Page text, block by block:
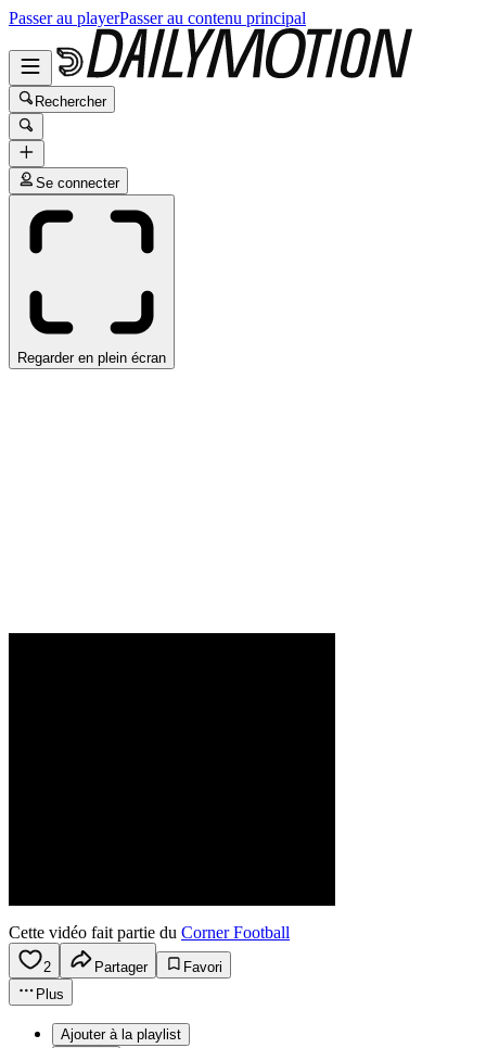
Passer au playerPasser au contenu principal
Rechercher
Se connecter
Regarder en plein écran
Cette vidéo fait partie du Corner Football
2 Partager
Favori
Plus
Ajouter à la playlist